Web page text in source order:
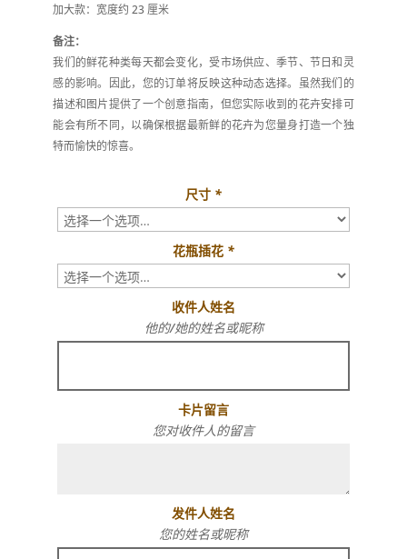
加大款：宽度约 23 厘米
备注：
我们的鲜花种类每天都会变化，受市场供应、季节、节日和灵
感的影响。因此，您的订单将反映这种动态选择。虽然我们的
描述和图片提供了一个创意指南，但您实际收到的花卉安排可
能会有所不同，以确保根据最新鲜的花卉为您量身打造一个独
特而愉快的惊喜。
尺寸 *
花瓶插花 *
收件人姓名
他的/她的姓名或昵称
卡片留言
您对收件人的留言
发件人姓名
您的姓名或昵称